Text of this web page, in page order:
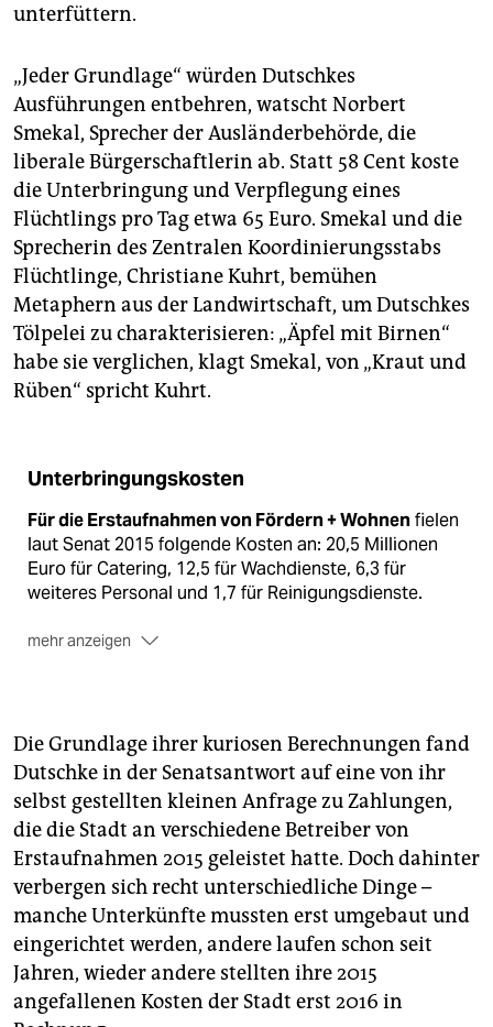
unterfüttern.
„Jeder Grundlage“ würden Dutschkes
Ausführungen entbehren, watscht Norbert
Smekal, Sprecher der Ausländerbehörde, die
liberale Bürgerschaftlerin ab. Statt 58 Cent koste
die Unterbringung und Verpflegung eines
Flüchtlings pro Tag etwa 65 Euro. Smekal und die
Sprecherin des Zentralen Koordinierungsstabs
Flüchtlinge, Christiane Kuhrt, bemühen
Metaphern aus der Landwirtschaft, um Dutschkes
Tölpelei zu charakterisieren: „Äpfel mit Birnen“
habe sie verglichen, klagt Smekal, von „Kraut und
Rüben“ spricht Kuhrt.
Unterbringungskosten
Für die Erstaufnahmen von Fördern + Wohnenfielen
laut Senat 2015 folgende Kosten an: 20,5 Millionen
Euro für Catering, 12,5 für Wachdienste, 6,3 für
weiteres Personal und 1,7 für Reinigungsdienste.
mehr anzeigen
Erstaufnahmen zu bauen. Kosten der
Grundstückskäufe: 32,6 Millionen Euro.
Die Grundlage ihrer kuriosen Berechnungen fand
Dutschke in der Senatsantwort auf eine von ihr
selbst gestellten kleinen Anfrage zu Zahlungen,
die die Stadt an verschiedene Betreiber von
Erstaufnahmen 2015 geleistet hatte. Doch dahinter
verbergen sich recht unterschiedliche Dinge –
manche Unterkünfte mussten erst umgebaut und
eingerichtet werden, andere laufen schon seit
Jahren, wieder andere stellten ihre 2015
angefallenen Kosten der Stadt erst 2016 in